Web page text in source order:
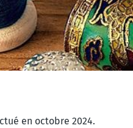
en octobre 2024.